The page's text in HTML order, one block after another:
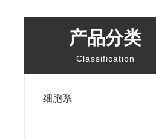
产品分类
Classification
细胞系